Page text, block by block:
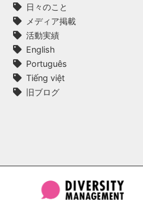
日々のこと
メディア掲載
活動実績
English
Português
Tiếng việt
旧ブログ